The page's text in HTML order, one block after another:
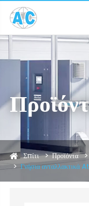
Σπίτι Προϊόντα
Γνήσια ανταλλακτικά